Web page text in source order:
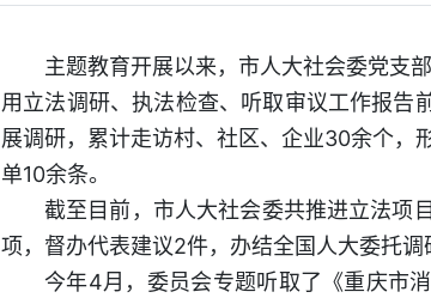
主题教育开展以来，市人大社会委党支
用立法调研、执法检查、听取审议工作报告
展调研，累计走访村、社区、企业30余个，
单10余条。
截至目前，市人大社会委共推进立法项
项，督办代表建议2件，办结全国人大委托
今年4月，委员会专题听取了《重庆市